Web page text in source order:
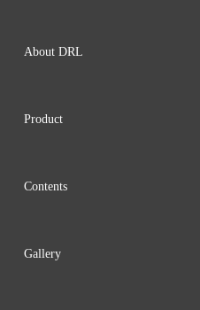
About DRL
Product
Contents
Gallery